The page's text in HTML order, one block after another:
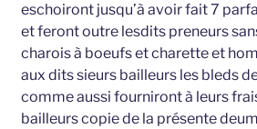
eschoiront jusqu’à avoir fait 7
et feront outre lesdits preneurs
charois à boeufs et charette et
aux dits sieurs bailleurs les bleds
comme aussi fourniront à leurs
bailleurs copie de la présente